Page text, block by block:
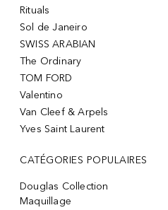
Rituals
Sol de Janeiro
SWISS ARABIAN
The Ordinary
TOM FORD
Valentino
Van Cleef & Arpels
Yves Saint Laurent
CATÉGORIES POPULAIRES
Douglas Collection
Maquillage